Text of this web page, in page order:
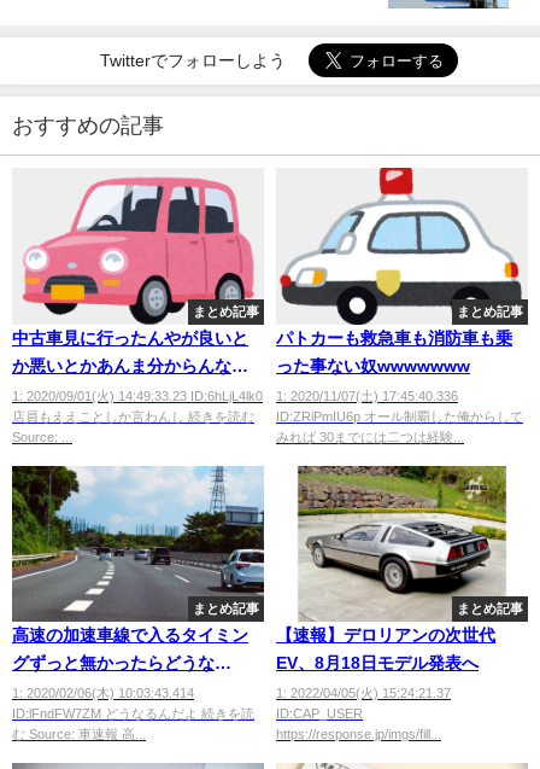
Twitterでフォローしよう
おすすめの記事
まとめ記事
中古車見に行ったんやが良いと
か悪いとかあんま分からんな
wwwwwwwwwwww
1: 2020/09/01(火) 14:49:33.23 ID:6hLjL4lk0
店員もええことしか言わんし 続きを読む
Source: ...
まとめ記事
パトカーも救急車も消防車も乗
った事ない奴wwwwwww
1: 2020/11/07(土) 17:45:40.336
ID:ZRiPmIU6p オール制覇した俺からして
みれば 30までには二つは経験...
まとめ記事
高速の加速車線で入るタイミン
グずっと無かったらどうな
る？？
1: 2020/02/06(木) 10:03:43.414
ID:lFndFW7ZM どうなるんだよ 続きを読
む Source: 車速報 高...
まとめ記事
【速報】デロリアンの次世代
EV、8月18日モデル発表へ
1: 2022/04/05(火) 15:24:21.37
ID:CAP_USER
https://response.jp/imgs/fill...